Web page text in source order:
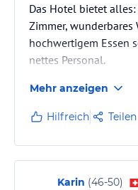
Das Hotel bietet
Zimmer, wunderbares
hochwertigem Essen
nettes Personal.
Mehr anzeigen
Hilfreich Teilen
Karin (46-50)